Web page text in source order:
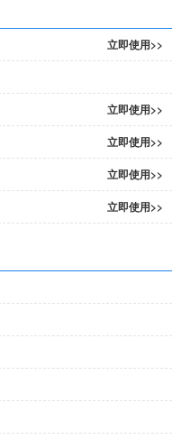
立即使用>>
立即使用>>
立即使用>>
立即使用>>
立即使用>>